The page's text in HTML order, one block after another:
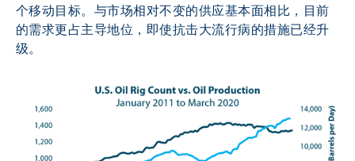
个移动目标。与市场相对不变的供应基本面相比，目前
的需求更占主导地位，即使抗击大流行病的措施已经升
级。